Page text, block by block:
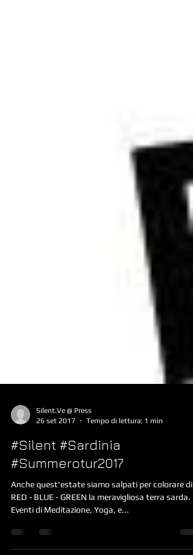
Silent.Ve @ Press
Tempo di lettura: 1 min
#Silent #Sardinia
#Summerotur2017
RED - BLUE - GREEN la meravigliosa terra sarda.
Eventi di Meditazione, Yoga, e...